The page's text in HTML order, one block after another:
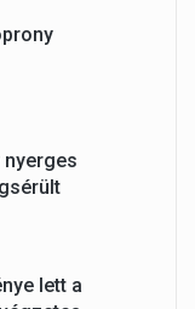
nyerges
lett a